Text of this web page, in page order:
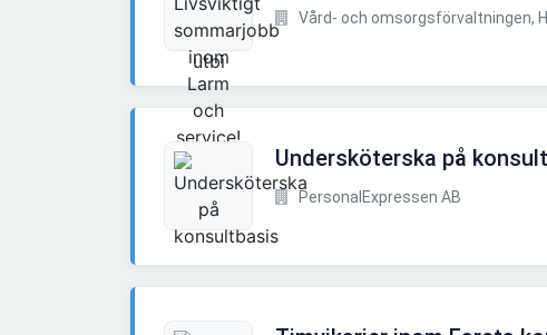
Vård- och omsorgsförvaltningen,
Undersköterska på
PersonalExpressen AB